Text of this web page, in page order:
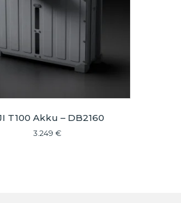
T100 Akku – DB2160
3.249 €